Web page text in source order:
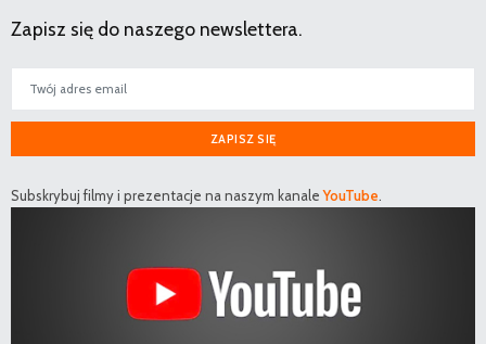
Zapisz się do naszego newslettera.
ZAPISZ SIĘ
Subskrybuj filmy i prezentacje na naszym kanaleYouTube